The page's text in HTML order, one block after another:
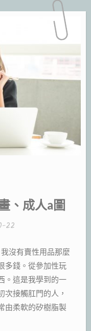
、成人a圖
22
沒有賣性用品那麼
多錢。從參加性玩
。這是我學到的一
次接觸肛門的人，
由柔軟的矽樹脂製